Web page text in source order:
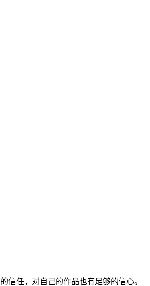
信任，对自己的作品也有足够的信心。